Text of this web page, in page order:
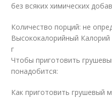
без всяких химических
Количество порций: не
Высококалорийный Калорий
г
Чтобы приготовить
понадобится:
Как приготовить грушевый